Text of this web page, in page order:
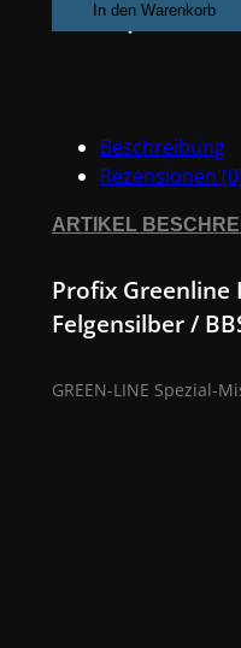
1L
Silber
Menge
In den Warenkorb
Beschreibung
Rezensionen
ARTIKEL
Profix Greenline
Felgensilber /
GREEN-LINE Spezial-